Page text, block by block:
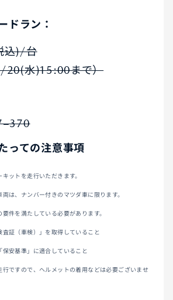
ドラン：
込)/台
水)15:00まで）
っての注意事項
ットを走行いただきます。
は、ナンバー付きのマツダ車に限ります。
件を満たしている必要があります。
査証（車検）」を取得していること
保安基準」に適合していること
行ですので、ヘルメットの着用などは必要ございませ